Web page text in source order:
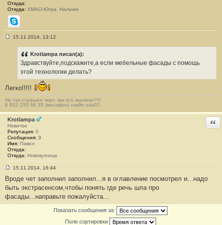
Откуда:
Откуда: ХМАО-Югра, Нальчик
Skype
е
#
1
2
9
15.11.2014, 13:12
Krotlampa писал(а):
Здравствуйте,подскажите,а если мебельные фасады с помощь
этой технологии делать?
Легко!!!!!
Не так страшен черт, как его малюют!!!!
8 922 255 68 35 (мегафон) скайп uda07.
Krotlampa
Новичок
Репутация: 0
Сообщения: 3
Имя: Павел
Откуда:
Откуда: Новокузнецк
о
б
щ
15.11.2014, 16:44
Вроде чет заполнил заполнил...я в оглавление посмотрел и...надо
быть экстрасенсом,чтобы понять где речь шла про
фасады...направьте пожалуйста...
Показать сообщения за:
Поле сортировки